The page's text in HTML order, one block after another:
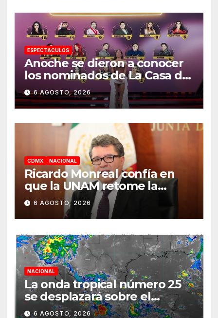
ESPECTACULOS
Anoche se dieron a conocer
los nominados de La Casa de
los Famosos México 2026 en
la segunda semana
6 AGOSTO, 2026
CDMX NACIONAL
Ricardo Monreal confía en
que la UNAM retome la
normalidad e inicie el
semestre mediante el
diálogo
6 AGOSTO, 2026
NACIONAL
La onda tropical número 25
se desplazará sobre el
sureste mexicano
6 AGOSTO, 2026